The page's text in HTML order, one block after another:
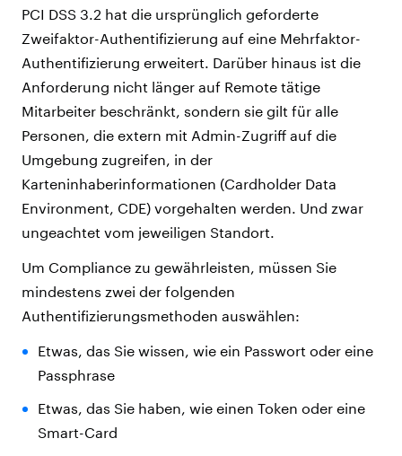
PCI DSS 3.2 hat die ursprünglich geforderte
Zweifaktor-Authentifizierung auf eine Mehrfaktor-
Authentifizierung erweitert. Darüber hinaus ist die
Anforderung nicht länger auf Remote tätige
Mitarbeiter beschränkt, sondern sie gilt für alle
Personen, die extern mit Admin-Zugriff auf die
Umgebung zugreifen, in der
Karteninhaberinformationen (Cardholder Data
Environment, CDE) vorgehalten werden. Und zwar
ungeachtet vom jeweiligen Standort.
Um Compliance zu gewährleisten, müssen Sie
mindestens zwei der folgenden
Authentifizierungsmethoden auswählen:
Etwas, das Sie wissen, wie ein Passwort oder eine
Passphrase
Etwas, das Sie haben, wie einen Token oder eine
Smart-Card